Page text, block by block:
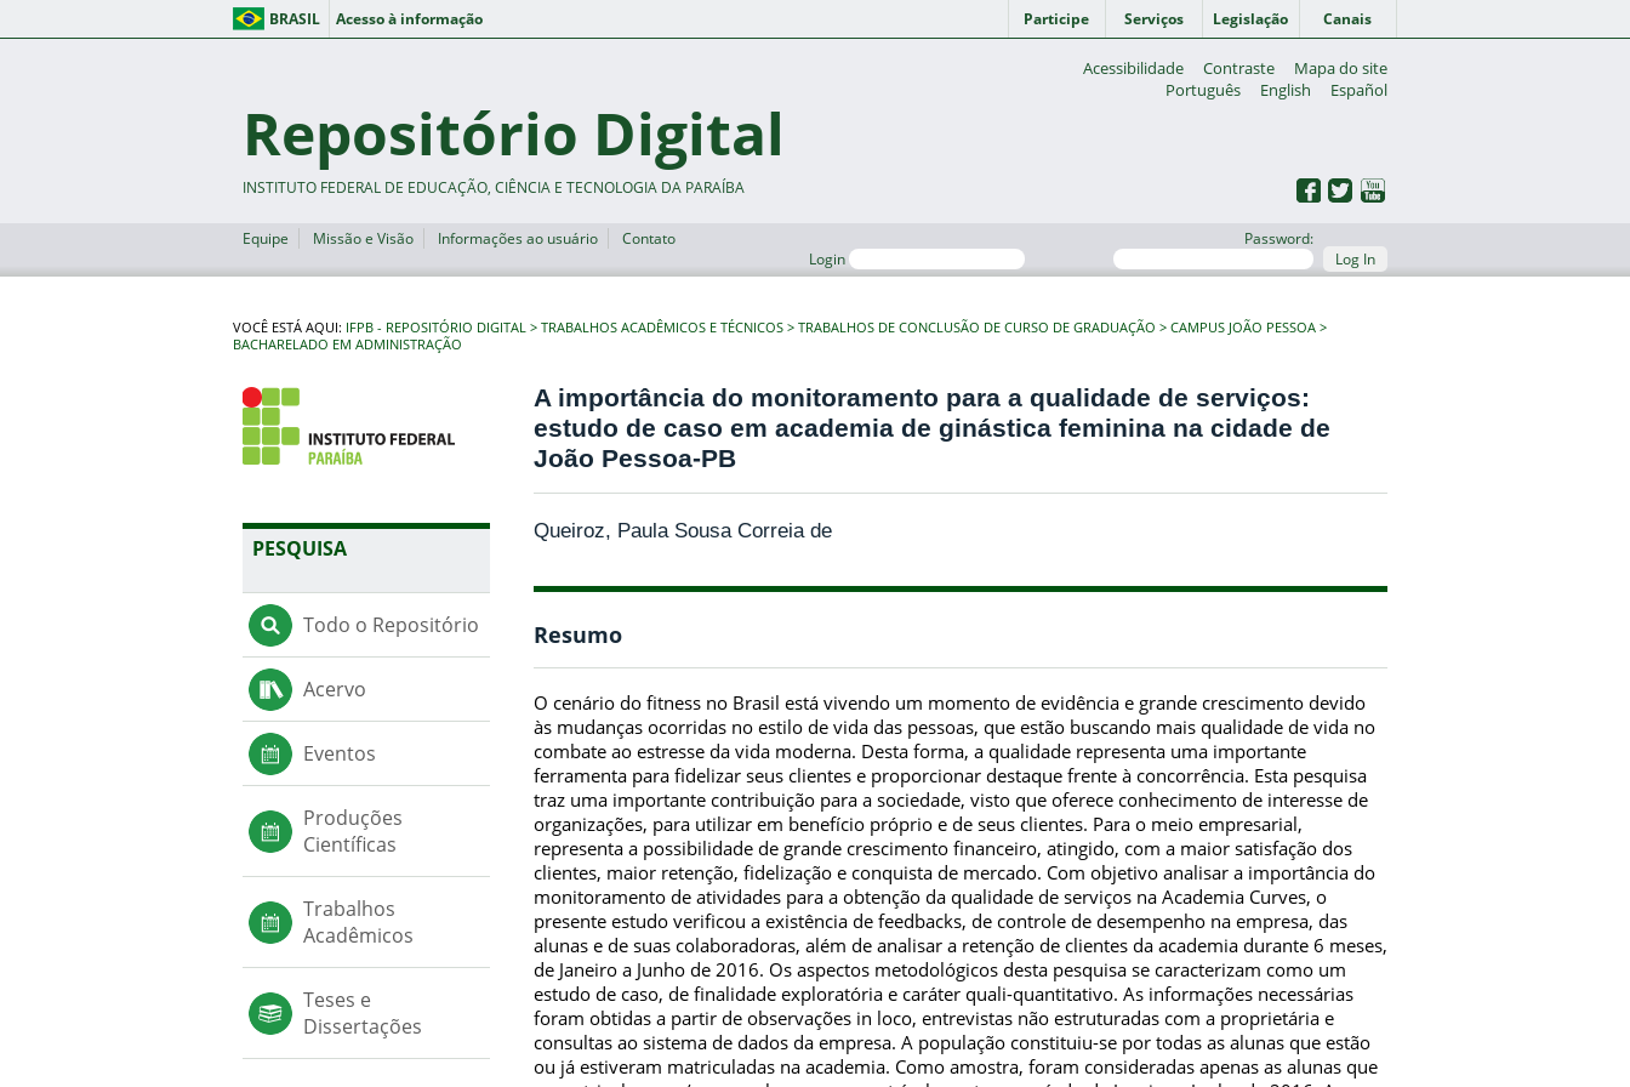
BRASIL Acesso à informação Participe Serviços Legislação Canais
Acessibilidade Contraste
Mapa do site
Português
English Español
Repositório Digital
INSTITUTO FEDERAL DE EDUCAÇÃO, CIÊNCIA E TECNOLOGIA DA PARAÍBA
Equipe Missão e Visão Informações ao usuário
Contato
Login
Password:
Log In
VOCÊ ESTÁ AQUI: IFPB - REPOSITÓRIO DIGITAL TRABALHOS ACADÊMICOS E TÉCNICOS TRABALHOS DE CONCLUSÃO DE CURSO DE GRADUAÇÃO
CAMPUS JOÃO PESSOA
BACHARELADO EM ADMINISTRAÇÃO
PESQUISA
Todo o Repositório
Acervo
Eventos
Produções
Científicas
Trabalhos
Acadêmicos
Teses e
Dissertações
A importância do monitoramento para a qualidade de serviços:
estudo de caso em academia de ginástica feminina na cidade de
João Pessoa-PB
Queiroz, Paula Sousa Correia de
Resumo
O cenário do fitness no Brasil está vivendo um momento de evidência e grande crescimento devido
às mudanças ocorridas no estilo de vida das pessoas, que estão buscando mais qualidade de vida no
combate ao estresse da vida moderna. Desta forma, a qualidade representa uma importante
ferramenta para fidelizar seus clientes e proporcionar destaque frente à concorrência. Esta pesquisa
traz uma importante contribuição para a sociedade, visto que oferece conhecimento de interesse de
organizações, para utilizar em benefício próprio e de seus clientes. Para o meio empresarial,
representa a possibilidade de grande crescimento financeiro, atingido, com a maior satisfação dos
clientes, maior retenção, fidelização e conquista de mercado. Com objetivo analisar a importância do
monitoramento de atividades para a obtenção da qualidade de serviços na Academia Curves, o
presente estudo verificou a existência de feedbacks, de controle de desempenho na empresa, das
alunas e de suas colaboradoras, além de analisar a retenção de clientes da academia durante 6 meses,
de Janeiro a Junho de 2016. Os aspectos metodológicos desta pesquisa se caracterizam como um
estudo de caso, de finalidade exploratória e caráter quali-quantitativo. As informações necessárias
foram obtidas a partir de observações in loco, entrevistas não estruturadas com a proprietária e
consultas ao sistema de dados da empresa. A população constituiu-se por todas as alunas que estão
ou já estiveram matriculadas na academia. Como amostra, foram consideradas apenas as alunas que